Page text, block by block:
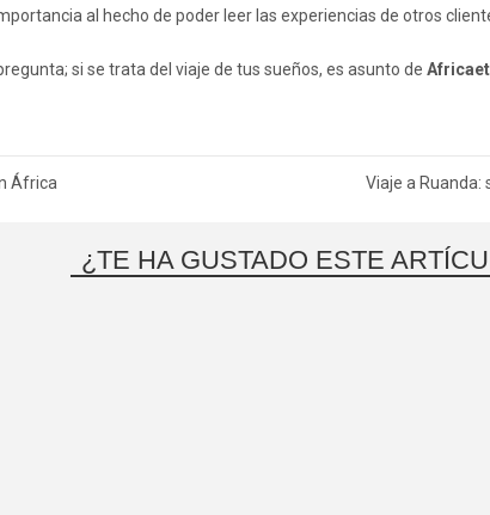
al hecho de poder leer las experiencias de otros
si se trata del viaje de tus sueños, es asunto de
África Viaje a Ruanda:
¿TE HA GUSTADO ESTE